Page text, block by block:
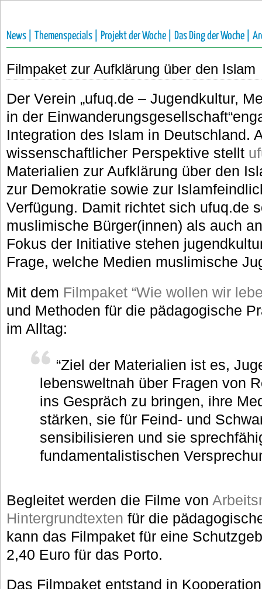
News | Themenspecials | Projekt der Woche | Das Ding der Woche |
Filmpaket zur Aufklärung über den Islam
Der Verein „ufuq.de – Jugendkultur,
in der
Integration des Islam in Deutschland.
wissenschaftlicher Perspektive stellt
Materialien zur Aufklärung über den
zur Demokratie sowie zur
Verfügung. Damit richtet sich ufuq.de
muslimische Bürger(innen) als auch
Fokus der Initiative stehen
Frage, welche Medien muslimische
Mit dem Filmpaket “Wie wollen wir
und Methoden für die pädagogische
im Alltag:
“Ziel der Materialien ist es,
lebensweltnah über Fragen von
ins Gespräch zu bringen, ihre
stärken, sie für Feind- und
sensibilisieren und sie
fundamentalistischen
Begleitet werden die Filme von
Hintergrundtexten für die
kann das Filmpaket für eine
2,40 Euro für das Porto.
Das Filmpaket entstand in